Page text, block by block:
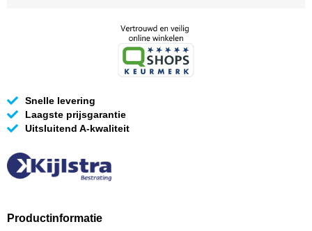
Snelle levering
Laagste prijsgarantie
Uitsluitend A-kwaliteit
Productinformatie